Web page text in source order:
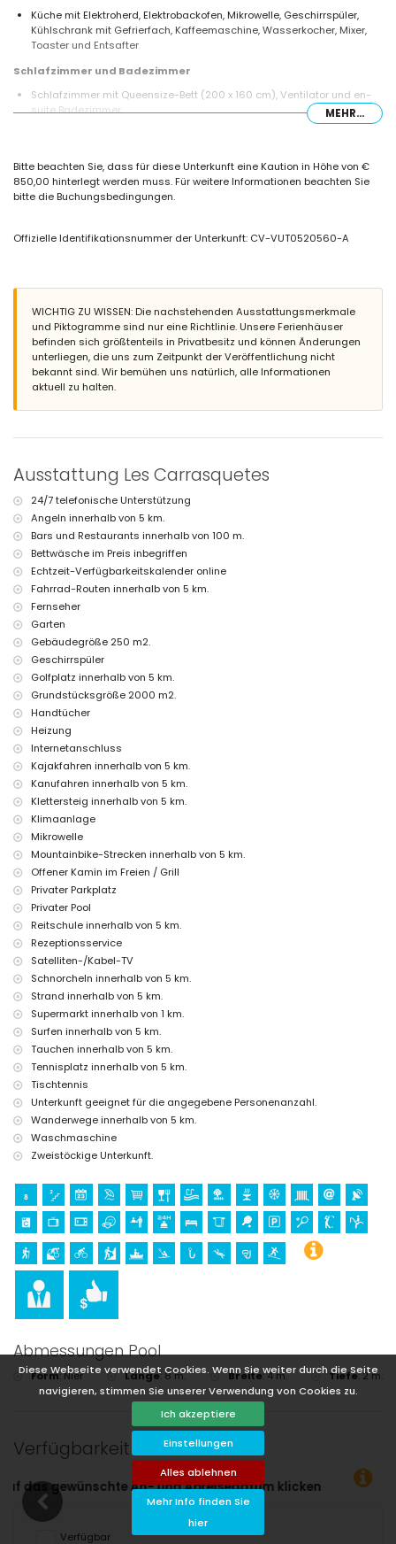
Diese Webseite verwendet Cookies. Wenn Sie weiter durch die Seite
navigieren, stimmen Sie unserer Verwendung von Cookies zu.
Ich akzeptiere
Einstellungen
Alles ablehnen
Mehr Info finden Sie
hier
Küche mit Elektroherd, Elektrobackofen, Mikrowelle, Geschirrspüler,
Kühlschrank mit Gefrierfach, Kaffeemaschine, Wasserkocher, Mixer,
Toaster und Entsafter
Schlafzimmer und Badezimmer
Schlafzimmer mit Queensize-Bett (200 x 160 cm), Ventilator und en-
suite Badezimmer
Schlafzimmer mit Queensize-Bett (200 x 160 cm) und Ventilator
en-suite Badezimmer mit Einzelwaschbecken, Badewanne und Toilette
Badezimmer mit Einzelwaschbecken, Badewanne, Bidet und Toilette
Badezimmer mit Einzelwaschbecken, Badewanne und Toilette
Wintergarten
3 Terrassen, davon eine überdacht
Außenküche und Grill
Sitz- und Essbereich im Freien
2 private überdachte Parkplätze und 3 private Parkplätze
Weitere Informationen
von der Villa)
Nächstgelegener Hafen: Aduanas del Mar, Jávea (innerhalb von 5
Kilometern von der Villa)
Nächstgelegener Park: Montgó, Jávea (innerhalb von 5 Kilometern von
der Villa)
Nächster Flughafen: Alicante (innerhalb von 100 Kilometern von der
Villa)
Zweitnächster Flughafen: Valencia (> 100 Kilometer)
Die Unterkunft ist sehr geeignet für Familien mit Kindern
Einrichtungen und Dienstleistungen, die im Mietpreis der Villa
inbegriffen sind
Internet (Glasfaser)
Staubsauger und Bügeleisen mit Bügelbrett
Bettwäsche und Handtücher
Tischtennis
Zentralheizung und Klimaanlage
Einrichtungen und Dienstleistungen gegen Aufpreis
Zustellbett und Kinderbetten (auf Anfrage)
Unterhaltungs- und Freizeitaktivitäten für Ihren Urlaub in Jávea,
Costa Blanca
Kino, Theater, Bar und Promenade (Mediterráneo (Puerto)) (innerhalb
von 5 Kilometern vom Haus)
Sehenswürdigkeiten und Kultur in Jávea, Costa Blanca
Museum (Histórico de Jávea, Jávea), Kirche (Virgen de Loreto, Puerto,
Jávea), Ruine (Molinos de Viento, Jávea), Denkmal (Pueblo de Jávea,
Jávea), architektonisches Gebäude (Pueblo de Jávea, Jávea),
historischer Ort (Pueblo de Jávea und Jávea) (innerhalb von 5
Kilometern von der Unterkunft)
Unterkunft)
Sport
Tennis, Golf (Club de Golf Jávea), Reiten, Wandern, Mountainbiking,
Radfahren, Klettern, Kanufahren, Kajakfahren, Angeln, Tauchen,
Schnorcheln und Surfen (innerhalb von 5 Kilometern von der Villa)
MEHR...
Bitte beachten Sie, dass für diese Unterkunft eine Kaution in Höhe von €
850,00 hinterlegt werden muss. Für weitere Informationen beachten Sie
bitte die Buchungsbedingungen.
Offizielle Identifikationsnummer der Unterkunft: CV-VUT0520560-A
WICHTIG ZU WISSEN: Die nachstehenden Ausstattungsmerkmale
und Piktogramme sind nur eine Richtlinie. Unsere Ferienhäuser
befinden sich größtenteils in Privatbesitz und können Änderungen
unterliegen, die uns zum Zeitpunkt der Veröffentlichung nicht
bekannt sind. Wir bemühen uns natürlich, alle Informationen
aktuell zu halten.
Ausstattung Les Carrasquetes
24/7 telefonische Unterstützung
Angeln innerhalb von 5 km.
Bars und Restaurants innerhalb von 100 m.
Bettwäsche im Preis inbegriffen
Echtzeit-Verfügbarkeitskalender online
Fahrrad-Routen innerhalb von 5 km.
Fernseher
Garten
Gebäudegröße 250 m2.
Geschirrspüler
Golfplatz innerhalb von 5 km.
Grundstücksgröße 2000 m2.
Handtücher
Heizung
Internetanschluss
Kajakfahren innerhalb von 5 km.
Kanufahren innerhalb von 5 km.
Klettersteig innerhalb von 5 km.
Klimaanlage
Mikrowelle
Mountainbike-Strecken innerhalb von 5 km.
Offener Kamin im Freien / Grill
Privater Parkplatz
Privater Pool
Reitschule innerhalb von 5 km.
Rezeptionsservice
Satelliten-/Kabel-TV
Schnorcheln innerhalb von 5 km.
Strand innerhalb von 5 km.
Supermarkt innerhalb von 1 km.
Surfen innerhalb von 5 km.
Tauchen innerhalb von 5 km.
Tennisplatz innerhalb von 5 km.
Tischtennis
Unterkunft geeignet für die angegebene Personenanzahl.
Wanderwege innerhalb von 5 km.
Waschmaschine
Zweistöckige Unterkunft.
Abmessungen Pool
Form:Nier Länge: 8 m. Breite:4 m. Tiefe:2 m.
Verfügbarkeit
Verfügbar